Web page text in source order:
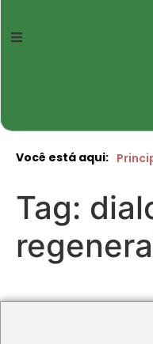
Você está aqui:
Tag: